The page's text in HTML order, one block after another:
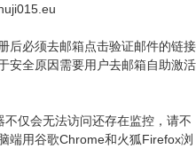
后必须去邮箱点击验证邮件的链接
安全原因需要用户去邮箱自助激活
仅会无法访问还存在监控，请不
端用谷歌Chrome和火狐Firefox浏